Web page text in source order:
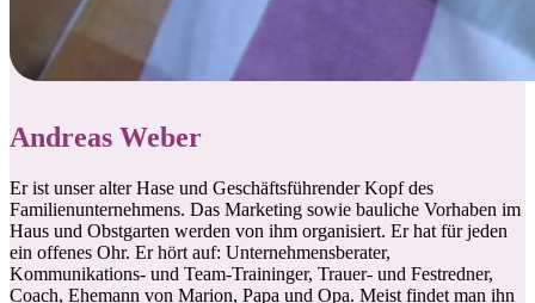
Andreas Weber
Er ist unser alter Hase und Geschäftsführender Kopf des
Familienunternehmens. Das Marketing sowie bauliche Vorhaben im
Haus und Obstgarten werden von ihm organisiert. Er hat für jeden
ein offenes Ohr. Er hört auf: Unternehmensberater,
Kommunikations- und Team-Traininger, Trauer- und Festredner,
Coach, Ehemann von Marion, Papa und Opa. Meist findet man ihn